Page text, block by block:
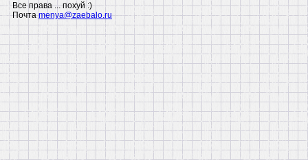
Все права ... похуй :)
Почтаmenya@zaebalo.ru